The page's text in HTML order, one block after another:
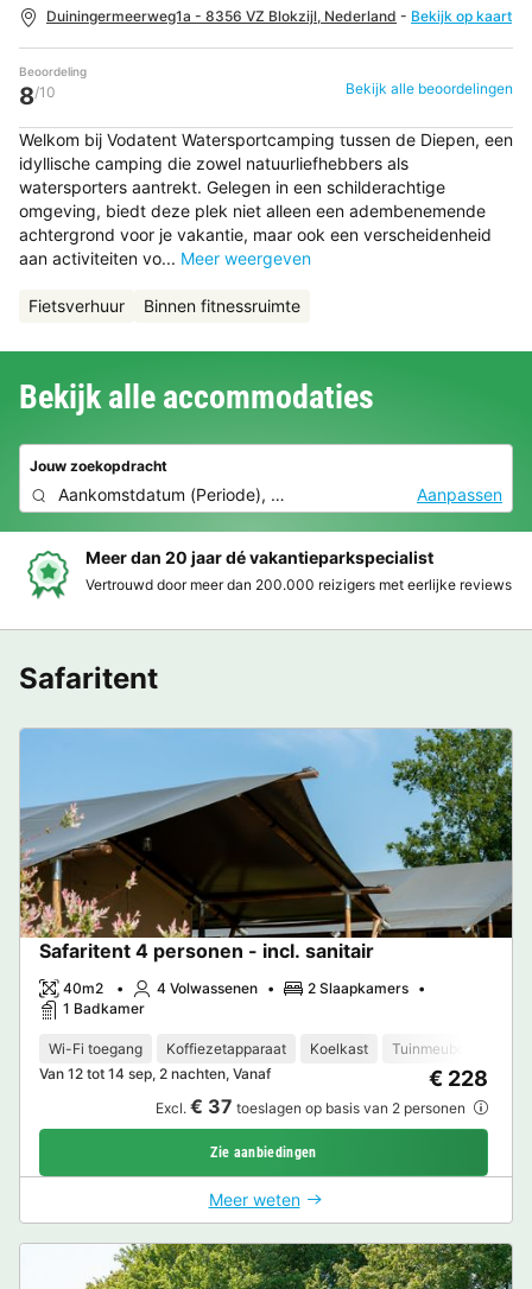
Duiningermeerweg1a - 8356 VZ Blokzijl, Nederland - Bekijk op kaart
Beoordeling
8/10 Bekijk alle beoordelingen
Welkom bij Vodatent Watersportcamping tussen de Diepen, een
idyllische camping die zowel natuurliefhebbers als
watersporters aantrekt. Gelegen in een schilderachtige
omgeving, biedt deze plek niet alleen een adembenemende
achtergrond voor je vakantie, maar ook een verscheidenheid
aan activiteiten vo... Meer weergeven
Fietsverhuur Binnen fitnessruimte
Bekijk alle accommodaties
Jouw zoekopdracht
Aankomstdatum (Periode), 2 deelnemers, 0 huisdierAanpassen
Boek eenvoudig en zonder stress
Duidelijke prijzen, moeiteloos boeken en veilige betaalomgeving
Safaritent
Safaritent 4 personen - incl. sanitair
40m2 4 Volwassenen
2 Slaapkamers
1 Badkamer
Wi-Fi toegang Koffiezetapparaat Koelkast
Tuinmeubelen
Van 12 tot 14 sep, 2 nachten, Vanaf
€ 228
Excl. € 37 toeslagen op basis van 2 personen
Zie aanbiedingen
Meer weten